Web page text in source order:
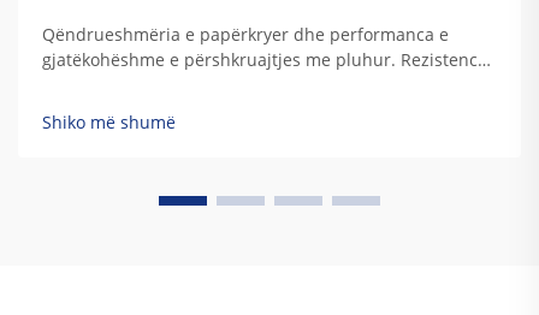
Qëndrueshmëria e papërkryer dhe performanca e
gjatëkohëshme e përshkruajtjes me pluhur. Rezistencë
ndikimeve atmosferike dhe ekspozimit kimik. Cilësitë
mbrojtëse të përshkruajtjes me pluhur rrjedhin nga
Shiko më shumë